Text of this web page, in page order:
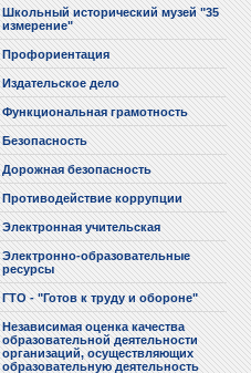
Школьный исторический музей "35
измерение"
Профориентация
Издательское дело
Функциональная грамотность
Безопасность
Дорожная безопасность
Противодействие коррупции
Электронная учительская
Электронно-образовательные
ресурсы
ГТО - "Готов к труду и обороне"
Независимая оценка качества
образовательной деятельности
организаций, осуществляющих
образовательную деятельность